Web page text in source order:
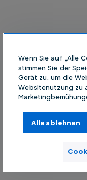
Wenn Sie auf „Alle
stimmen Sie der
Gerät zu, um die
Websitenutzung zu
Alle ablehnen